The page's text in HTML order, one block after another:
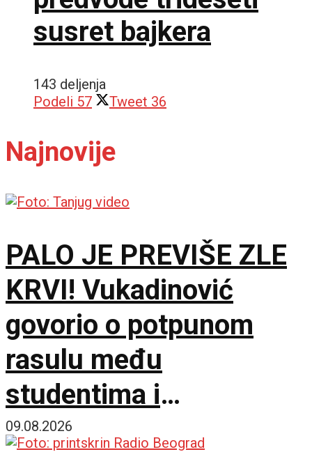
susret bajkera
143 deljenja
Podeli 57 Tweet 36
Najnovije
PALO JE PREVIŠE ZLE
KRVI! Vukadinović
govorio o potpunom
rasulu među
studentima i
opozicijom: Neka nam
09.08.2026